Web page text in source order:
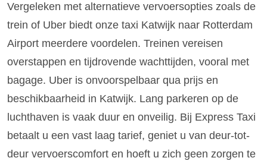
Vergeleken met alternatieve vervoersopties zoals de
trein of Uber biedt onze taxi Katwijk naar Rotterdam
Airport meerdere voordelen. Treinen vereisen
overstappen en tijdrovende wachttijden, vooral met
bagage. Uber is onvoorspelbaar qua prijs en
beschikbaarheid in Katwijk. Lang parkeren op de
luchthaven is vaak duur en onveilig. Bij Express Taxi
betaalt u een vast laag tarief, geniet u van deur-tot-
deur vervoerscomfort en hoeft u zich geen zorgen te